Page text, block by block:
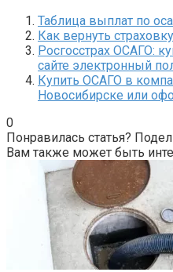
Таблица выплат по
Как вернуть
Росгосстрах ОСАГО:
сайте электронный
Купить ОСАГО в
Новосибирске или
0
Понравилась статья?
Вам также может быть